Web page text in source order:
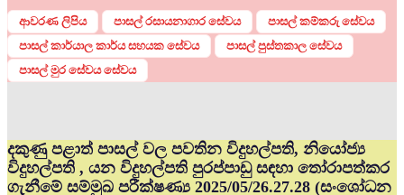
ආවරණ ලිපිය පාසල් රසායනාගාර සේවය
පාසල් කම්කරු සේවය
පාසල් කාර්යාල කාර්ය සහයක සේවය
පාසල් පුස්තකාල සේවය
පාසල් මුර සේවය සේවය
දකුණු පළාත් පාසල් වල පවතින විදුහල්පති, නියෝජ්‍ය
විදුහල්පති , යන විදුහල්පති පුරප්පාඩු සඳහා තෝරාපත්කර
ගැනීමේ සම්මුඛ පරීක්ෂණ්‍ය 2025/05/26.27.28 (සංශෝධන